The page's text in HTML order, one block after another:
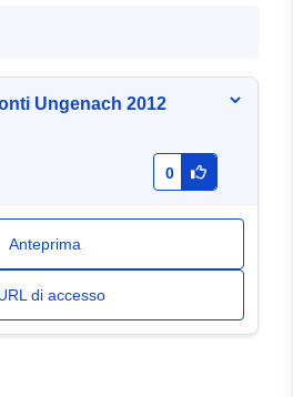
Ungenach 2012
0
Anteprima
di accesso